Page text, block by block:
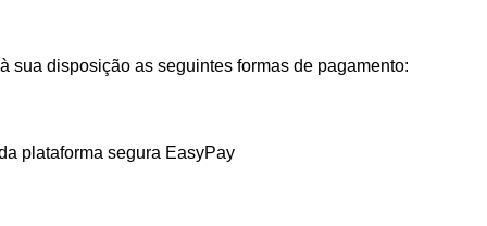
sua disposição as seguintes formas de pagamento:
plataforma segura EasyPay